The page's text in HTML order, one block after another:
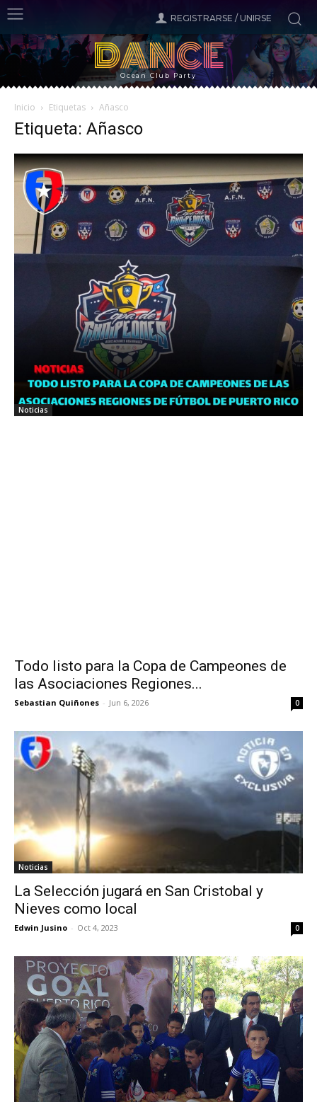
REGISTRARSE / UNIRSE
DANCE
Ocean Club Party
Inicio Etiquetas Añasco
Etiqueta: Añasco
Noticias
Todo listo para la Copa de Campeones de
las Asociaciones Regiones...
Sebastian Quiñones - Jun 6, 2026 0
Noticias
La Selección jugará en San Cristobal y
Nieves como local
Edwin Jusino - Oct 4, 2023 0